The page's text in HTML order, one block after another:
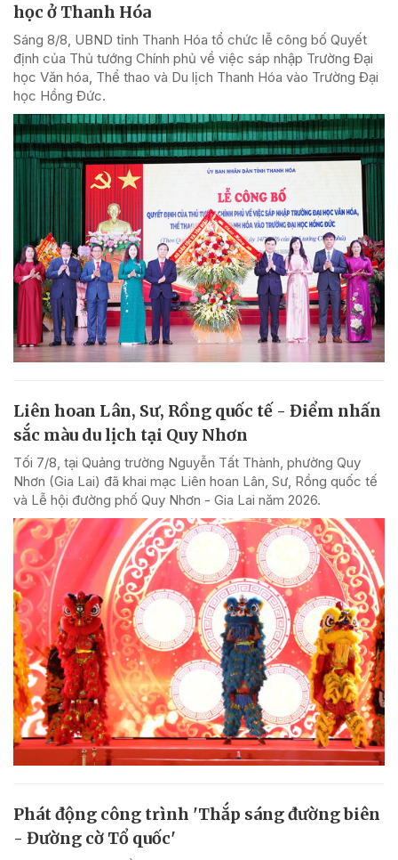
học ở Thanh Hóa
Sáng 8/8, UBND tỉnh Thanh Hóa tổ chức lễ công bố Quyết
định của Thủ tướng Chính phủ về việc sáp nhập Trường Đại
học Văn hóa, Thể thao và Du lịch Thanh Hóa vào Trường Đại
học Hồng Đức.
Liên hoan Lân, Sư, Rồng quốc tế - Điểm nhấn
sắc màu du lịch tại Quy Nhơn
Tối 7/8, tại Quảng trường Nguyễn Tất Thành, phường Quy
Nhơn (Gia Lai) đã khai mạc Liên hoan Lân, Sư, Rồng quốc tế
và Lễ hội đường phố Quy Nhơn - Gia Lai năm 2026.
Phát động công trình 'Thắp sáng đường biên
- Đường cờ Tổ quốc'